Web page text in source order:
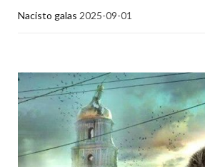
Nacisto galas 2025-09-01